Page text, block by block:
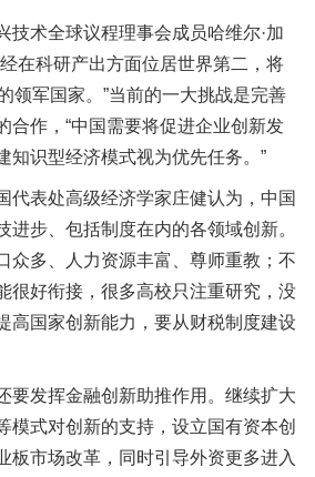
技术全球议程理事会成员哈维尔·加
在科研产出方面位居世界第二，将
领军国家。”当前的一大挑战是完善
合作，“中国需要将促进企业创新发
知识型经济模式视为优先任务。”
代表处高级经济学家庄健认为，中国
进步、包括制度在内的各领域创新。
众多、人力资源丰富、尊师重教；不
很好衔接，很多高校只注重研究，没
高国家创新能力，要从财税制度建设
要发挥金融创新助推作用。继续扩大
模式对创新的支持，设立国有资本创
板市场改革，同时引导外资更多进入